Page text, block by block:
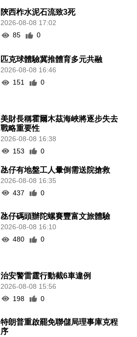
陝西柞水泥石流致3死
2026-08-08 17:02
85
0
匹克球體驗冀推體育多元共融
2026-08-08 16:46
151
0
美財長稱霍爾木茲海峽將逐步失去
戰略重要性
2026-08-08 16:38
153
0
氹仔有地盤工人暈倒需送院搶救
2026-08-08 16:35
437
0
氹仔碼頭辦陀螺賽豐富文旅體驗
2026-08-08 16:10
480
0
治安警雷霆行動截6車違例
2026-08-08 15:56
198
0
特朗普重啟罷免聯儲局理事庫克程
序